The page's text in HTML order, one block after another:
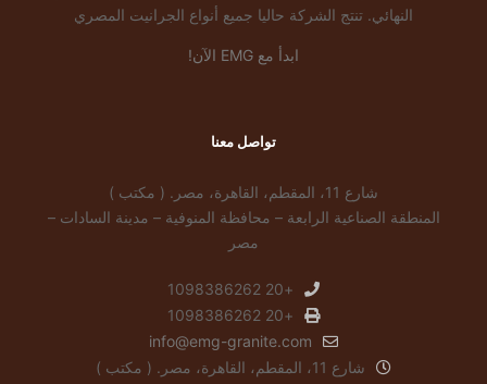
النهائي. تنتج الشركة حاليا جميع أنواع الجرانيت المصري
ابدأ مع EMG الآن!
تواصل معنا
شارع 11، المقطم، القاهرة، مصر. ( مكتب )
المنطقة الصناعية الرابعة – محافظة المنوفية – مدينة السادات –
مصر
+20 1098386262
+20 1098386262
info@emg-granite.com
شارع 11، المقطم، القاهرة، مصر. ( مكتب )